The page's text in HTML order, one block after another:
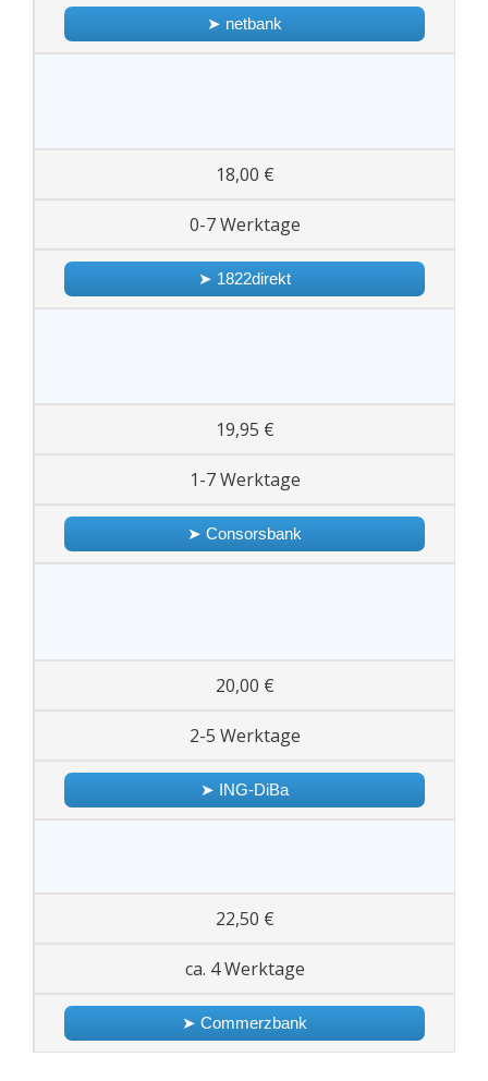
➤ netbank
18,00 €
0-7 Werktage
➤ 1822direkt
19,95 €
1-7 Werktage
➤ Consorsbank
20,00 €
2-5 Werktage
➤ ING-DiBa
22,50 €
ca. 4 Werktage
➤ Commerzbank